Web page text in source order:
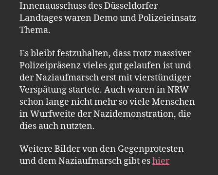
Innenausschuss des Düsseldorfer
Landtages waren Demo und Polizeieinsatz
Thema.
Es bleibt festzuhalten, dass trotz massiver
Polizeipräsenz vieles gut gelaufen ist und
der Naziaufmarsch erst mit vierstündiger
Verspätung startete. Auch waren in NRW
schon lange nicht mehr so viele Menschen
in Wurfweite der Nazidemonstration, die
dies auch nutzten.
Weitere Bilder von den Gegenprotesten
und dem Naziaufmarsch gibt eshier